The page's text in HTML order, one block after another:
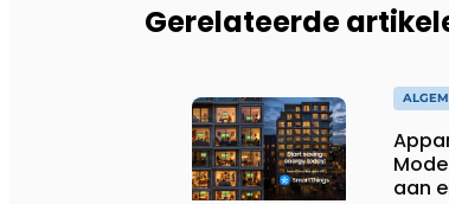
Gerelateerde
aan